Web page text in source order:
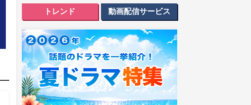
トレンド 動画配信サービス